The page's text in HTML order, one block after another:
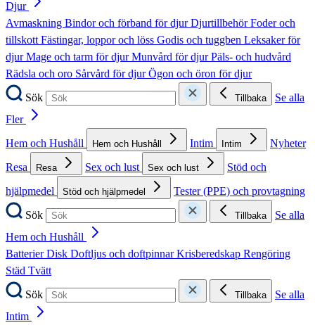
Djur
Avmaskning Bindor och förband för djurDjurtillbehörFoder och
tillskottFästingar, loppor och löss Godis och tuggben Leksaker för
djurMage och tarm för djurMunvård för djurPäls- och hudvård
Rädsla och oro Sårvård för djurÖgon och öron för djur
Sök
Tillbaka
Se alla
Fler
Hem och Hushåll
Hem och Hushåll Intim Intim
Nyheter
Resa
Resa Sex och lust Sex och lust
Stöd och
hjälpmedel
Stöd och hjälpmedel
Tester (PPE) och provtagning
Sök
Tillbaka
Se alla
Hem och Hushåll
BatterierDisk Doftljus och doftpinnarKrisberedskap Rengöring
Städ Tvätt
Sök
Tillbaka
Se alla
Intim